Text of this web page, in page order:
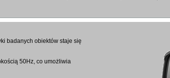
badanych obiektów staje się
50Hz, co umożliwia